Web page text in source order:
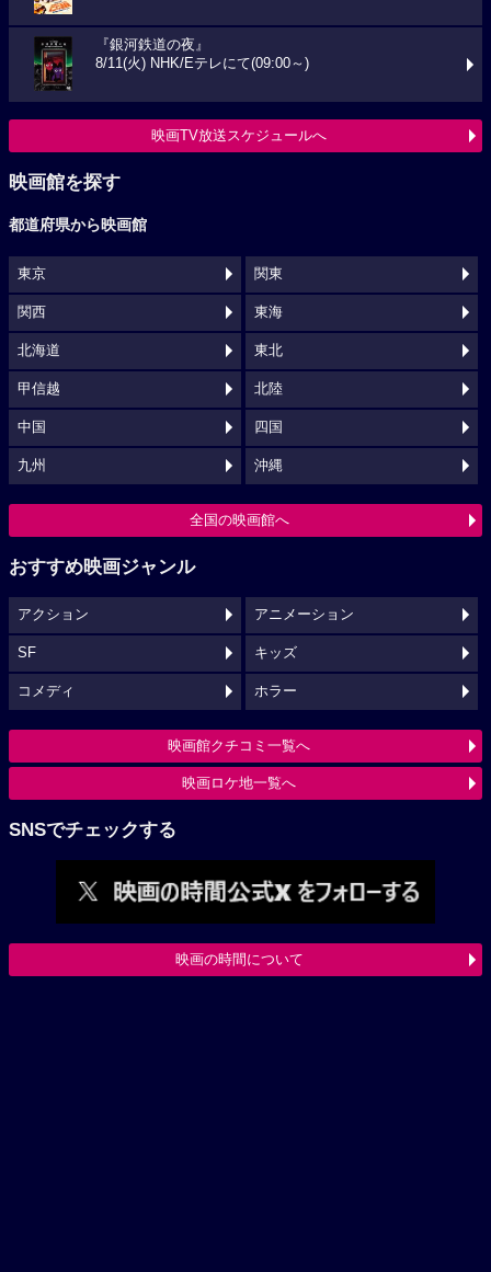
『銀河鉄道の夜』
8/11(火) NHK/Eテレにて(09:00～)
映画TV放送スケジュールへ
映画館を探す
都道府県から映画館
東京 関東
関西 東海
北海道 東北
甲信越 北陸
中国 四国
九州 沖縄
全国の映画館へ
おすすめ映画ジャンル
アクション アニメーション
SF キッズ
コメディ ホラー
映画館クチコミ一覧へ
映画ロケ地一覧へ
SNSでチェックする
映画の時間について